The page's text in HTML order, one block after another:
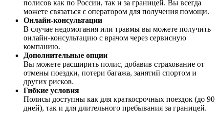
полисов как по России, так и за границей. Вы всегда
можете связаться с оператором для получения помощи.
Онлайн-консультации
В случае недомогания или травмы вы можете получить
онлайн-консультацию с врачом через сервисную
компанию.
Дополнительные опции
Вы можете расширить полис, добавив страхование от
отмены поездки, потери багажа, занятий спортом и
других рисков.
Гибкие условия
Полисы доступны как для краткосрочных поездок (до 90
дней), так и для длительного пребывания за границей.